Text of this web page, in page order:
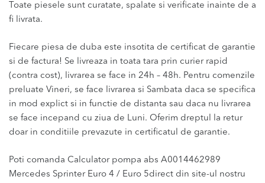
Toate piesele sunt curatate, spalate si verificate inainte de a
fi livrata.
Fiecare piesa de duba este insotita de certificat de garantie
si de factura! Se livreaza in toata tara prin curier rapid
(contra cost), livrarea se face in 24h – 48h. Pentru comenzile
preluate Vineri, se face livrarea si Sambata daca se specifica
in mod explict si in functie de distanta sau daca nu livrarea
se face incepand cu ziua de Luni. Oferim dreptul la retur
doar in conditiile prevazute in certificatul de garantie.
Poti comanda Calculator pompa abs A0014462989
Mercedes Sprinter Euro 4 / Euro 5direct din site-ul nostru